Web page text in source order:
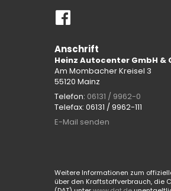
Anschrift
Heinz Autocenter GmbH &
Am Mombacher Kreisel 3
55120 Mainz
Telefon: 06131 / 9962-0
Telefax: 06131 / 9962-111
E-Mail senden
Weitere Informationen zum
über den Kraftstoffverbrauch, die